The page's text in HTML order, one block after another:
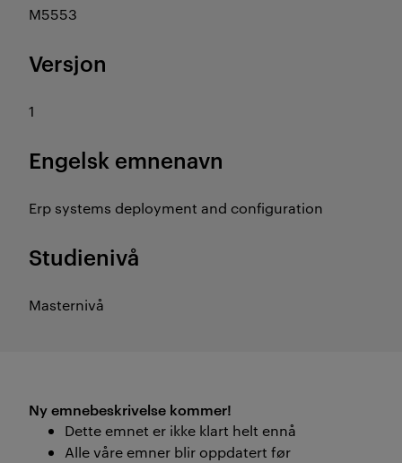
M5553
Versjon
1
Engelsk emnenavn
Erp systems deployment and configuration
Studienivå
Masternivå
Ny emnebeskrivelse kommer!
Dette emnet er ikke klart helt ennå
Alle våre emner blir oppdatert før